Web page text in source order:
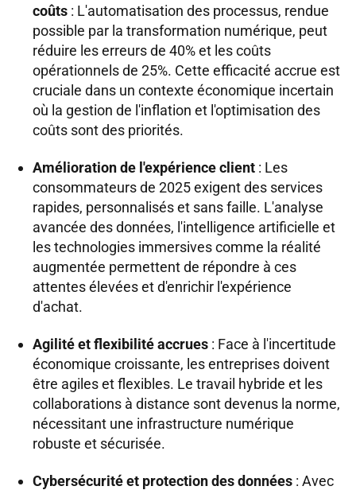
coûts : L'automatisation des processus, rendue
possible par la transformation numérique, peut
réduire les erreurs de 40% et les coûts
opérationnels de 25%. Cette efficacité accrue est
cruciale dans un contexte économique incertain
où la gestion de l'inflation et l'optimisation des
coûts sont des priorités.
Amélioration de l'expérience client : Les
consommateurs de 2025 exigent des services
rapides, personnalisés et sans faille. L'analyse
avancée des données, l'intelligence artificielle et
les technologies immersives comme la réalité
augmentée permettent de répondre à ces
attentes élevées et d'enrichir l'expérience
d'achat.
Agilité et flexibilité accrues : Face à l'incertitude
économique croissante, les entreprises doivent
être agiles et flexibles. Le travail hybride et les
collaborations à distance sont devenus la norme,
nécessitant une infrastructure numérique
robuste et sécurisée.
Cybersécurité et protection des données : Avec